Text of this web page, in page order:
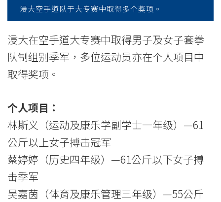
学
院
消
息
国
际
学
院
浸大空手道队于大专赛中取得多个奬项。
浸大在空手道大专赛中取得男子及女子套拳
队制组别季军，多位运动员亦在个人项目中
取得奖项。
个人项目：
林斯义（运动及康乐学副学士一年级）—61
公斤以上女子搏击冠军
蔡婷婷（历史四年级）—61公斤以下女子搏
击季军
吴嘉茵（体育及康乐管理三年级）—55公斤